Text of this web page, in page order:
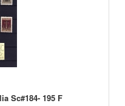
Sc#184- 195 F